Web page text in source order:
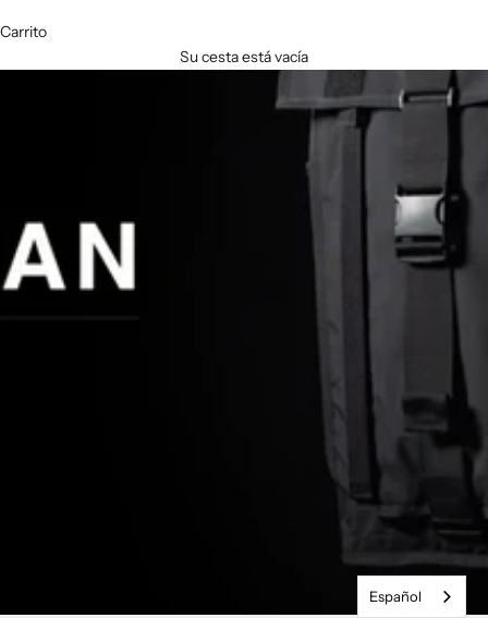
Carrito
Su cesta está vacía
Español